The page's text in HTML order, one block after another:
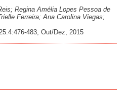
Regina Amélia Lopes Pessoa de
Ferreira; Ana Carolina Viegas;
483, Out/Dez, 2015